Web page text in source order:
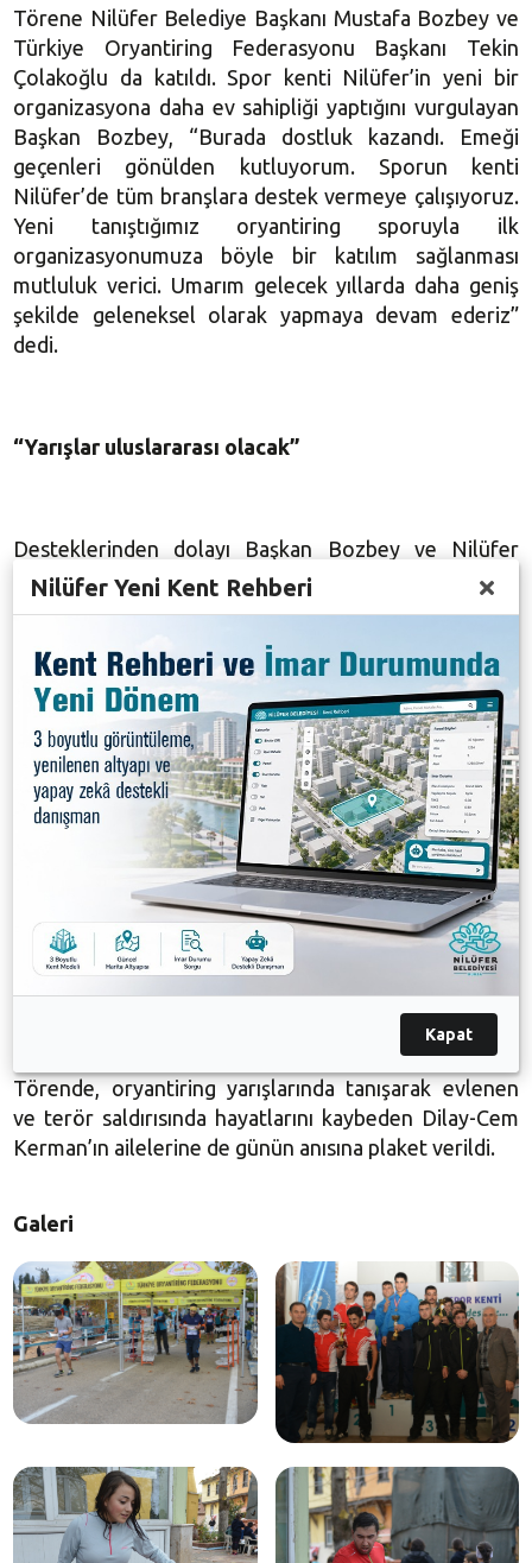
Törene Nilüfer Belediye Başkanı Mustafa Bozbey ve
Türkiye Oryantiring Federasyonu Başkanı Tekin
Çolakoğlu da katıldı. Spor kenti Nilüfer’in yeni bir
organizasyona daha ev sahipliği yaptığını vurgulayan
Başkan Bozbey, “Burada dostluk kazandı. Emeği
geçenleri gönülden kutluyorum. Sporun kenti
Nilüfer’de tüm branşlara destek vermeye çalışıyoruz.
Yeni tanıştığımız oryantiring sporuyla ilk
organizasyonumuza böyle bir katılım sağlanması
mutluluk verici. Umarım gelecek yıllarda daha geniş
şekilde geleneksel olarak yapmaya devam ederiz”
dedi.
“Yarışlar uluslararası olacak”
Desteklerinden dolayı Başkan Bozbey ve Nilüfer
Belediyesi’ne teşekkür eden Türkiye Oryantiring
Federasyonu Başkanı Tekin Çolakoğlu da, “3 gündür
saldırısında ölen Dilay-Cem Kerman çifti bizi burada
bir araya getirdi. Onlar da inanıyorum ki şimdi burada.
Bulgaristan’da katılımcılarla yarışlarımız daha renkli
hale geldi. Gelecek yıl uluslararası boyuta taşımak için
elimizden geleni yapacağız” şeklinde konuştu.
Tören sonunda Başkan Bozbey ve Çolakoğlu
dereceye girenlere kupa, madalya ve para ödüllerini
verdi. Yarışlarda Nilüfer Belediyesi adına mücadele
eden Zabıta Müdürlüğü ekibinden Ö. Ziya Acemoğlu
ve Yunus Yazıcı da derece yaparak ödül almaya hak
Törende, oryantiring yarışlarında tanışarak evlenen
ve terör saldırısında hayatlarını kaybeden Dilay-Cem
Kerman’ın ailelerine de günün anısına plaket verildi.
Galeri
Nilüfer Yeni Kent Rehberi
Kapat